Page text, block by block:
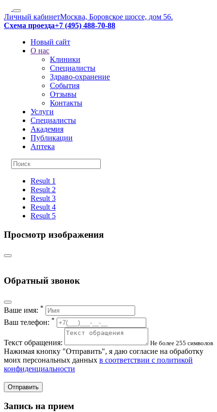
Личный кабинетМосква, Боровское шоссе, дом 56.
Схема проезда+7 (495) 488-70-88
Новый сайт
О нас
Клиники
Специалисты
Здраво-охранение
События
Отзывы
Контакты
Услуги
Специалисты
Академия
Публикации
Аптека
Result 1
Result 2
Result 3
Result 4
Result 5
Просмотр изображения
Обратный звонок
Ваше имя: *
Ваш телефон: *
Текст обращения: Не более 255 символов
Нажимая кнопку "Отправить", я даю согласие на обработку
моих персональных данных в соответствии с политикой
конфиденциальности
Отправить
Запись на прием